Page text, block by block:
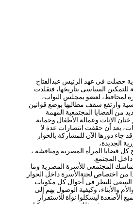
فى عهد الرئيس عبدالفتاح
السياسى بتاريخها، فتقلدت
لعضو بمجلس النواب،
سقف مطالبها بوضع قوانين
المجتمعية المهمة
وعمالة الأطفال وحماية
أن حققت انتصارات عدة لا
الآن للمشاركة بالحوار
المرأة المصرية ومناقشة ،
المجتمعى للأسرة المصرية وما
لجنةالأسرة داخل الحوار
للنظر فى أحوال كل مكونات
وكيفية الوصول بهم إلى
ليشكلوا نواة للاستقرار